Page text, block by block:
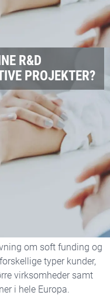
R&D
PROJEKTER?
om funding
om soft funding og
typer kunder,
virksomheder samt
i hele Europa.